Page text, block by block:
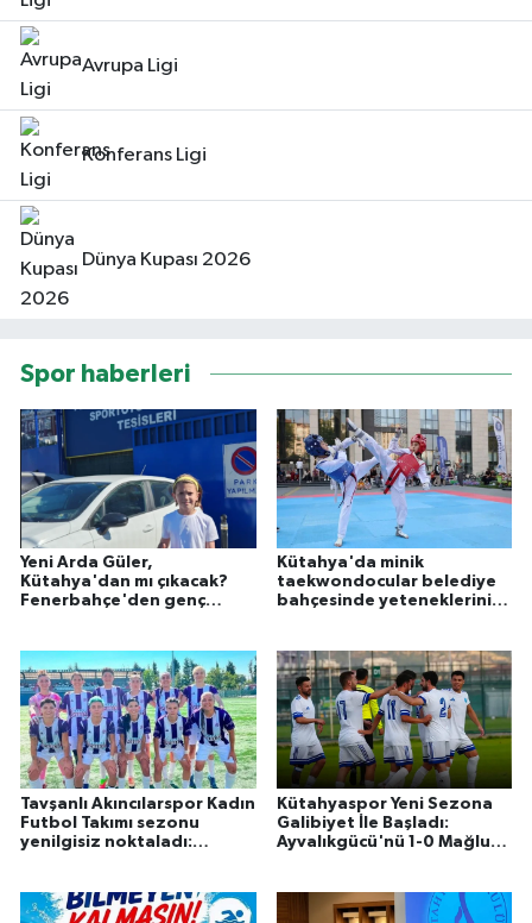
Avrupa Ligi
Konferans Ligi
Dünya Kupası 2026
Spor haberleri
Yeni Arda Güler,
Kütahya'dan mı çıkacak?
Fenerbahçe'den genç
Kütahya'da minik
taekwondocular belediye
bahçesinde yeteneklerini
Tavşanlı Akıncılarspor Kadın
Futbol Takımı sezonu
yenilgisiz noktaladı:
Kütahyaspor Yeni Sezona
Galibiyet İle Başladı:
Ayvalıkgücü'nü 1-0 Mağlup